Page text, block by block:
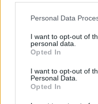
Personal Data
I want to opt-out of
personal data.
Opted In
I want to opt-out of
Personal Data.
Opted In
logistykę, zachowując
Bootstrapping,
Point